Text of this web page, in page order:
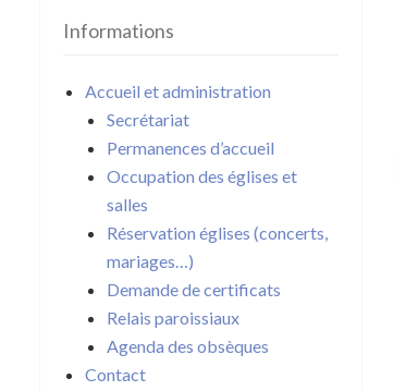
Informations
Accueil et administration
Secrétariat
Permanences d’accueil
Occupation des églises et
salles
Réservation églises (concerts,
mariages…)
Demande de certificats
Relais paroissiaux
Agenda des obsèques
Contact